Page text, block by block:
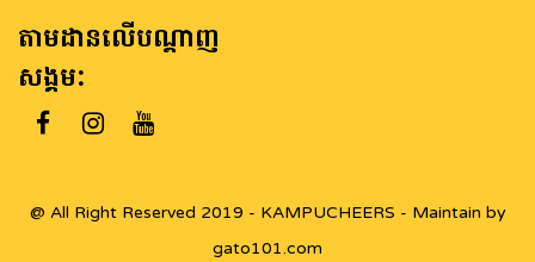
តាមដានលើបណ្តាញ
សង្គម:
@ All Right Reserved 2019 - KAMPUCHEERS - Maintain by
gato101.com